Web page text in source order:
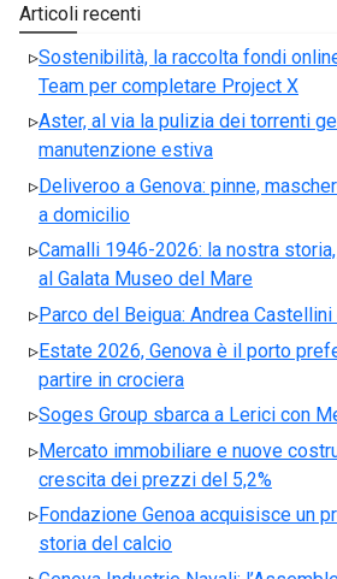
Articoli recenti
Sostenibilità, la raccolta fondi
Team per completare Project X
Aster, al via la pulizia dei torrenti
manutenzione estiva
Deliveroo a Genova: pinne,
a domicilio
Camalli 1946-2026: la nostra
al Galata Museo del Mare
Parco del Beigua: Andrea
Estate 2026, Genova è il porto
partire in crociera
Soges Group sbarca a Lerici con
Mercato immobiliare e nuove
crescita dei prezzi del 5,2%
Fondazione Genoa acquisisce un
storia del calcio